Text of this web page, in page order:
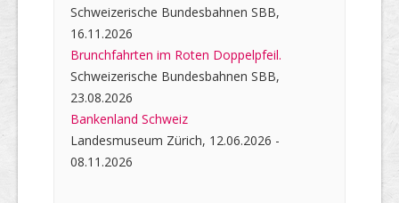
Schweizerische Bundesbahnen SBB,
16.11.2026
Brunchfahrten im Roten Doppelpfeil.
Schweizerische Bundesbahnen SBB,
23.08.2026
Bankenland Schweiz
Landesmuseum Zürich, 12.06.2026 -
08.11.2026